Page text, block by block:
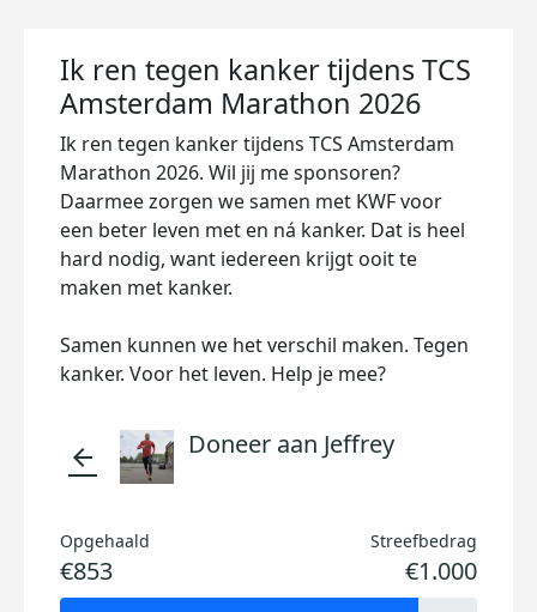
Ik ren tegen kanker tijdens TCS
Amsterdam Marathon 2026
Ik ren tegen kanker tijdens TCS Amsterdam
Marathon 2026. Wil jij me sponsoren?
Daarmee zorgen we samen met KWF voor
een beter leven met en ná kanker. Dat is heel
hard nodig, want iedereen krijgt ooit te
maken met kanker.
Samen kunnen we het verschil maken. Tegen
kanker. Voor het leven. Help je mee?
arrow_back Doneer aan Jeffrey
Opgehaald
€853
Streefbedrag
€1.000